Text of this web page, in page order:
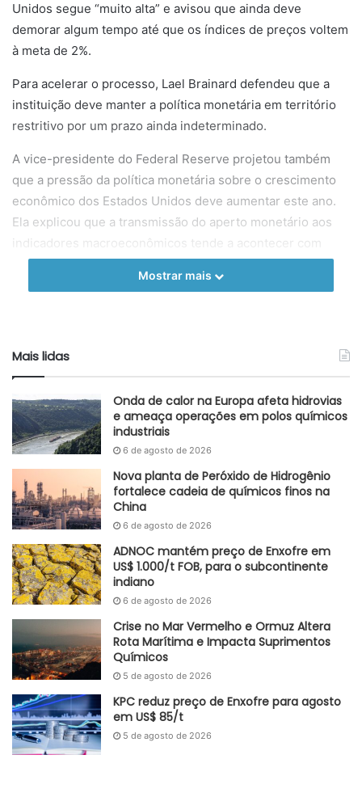
Unidos segue “muito alta” e avisou que ainda deve
demorar algum tempo até que os índices de preços voltem
à meta de 2%.
Para acelerar o processo, Lael Brainard defendeu que a
instituição deve manter a política monetária em território
restritivo por um prazo ainda indeterminado.
A vice-presidente do Federal Reserve projetou também
que a pressão da política monetária sobre o crescimento
econômico dos Estados Unidos deve aumentar este ano.
Ela explicou que a transmissão do aperto monetário aos
indicadores macroeconômicos tende a acontecer com
certo atraso.
Fonte Dinheiro Rural
Etiquetas EUA inflação
Mostrar mais
Mais lidas
Onda de calor na Europa afeta hidrovias
e ameaça operações em polos químicos
industriais
6 de agosto de 2026
Nova planta de Peróxido de Hidrogênio
fortalece cadeia de químicos finos na
China
6 de agosto de 2026
ADNOC mantém preço de Enxofre em
US$ 1.000/t FOB, para o subcontinente
indiano
6 de agosto de 2026
Crise no Mar Vermelho e Ormuz Altera
Rota Marítima e Impacta Suprimentos
Químicos
5 de agosto de 2026
KPC reduz preço de Enxofre para agosto
em US$ 85/t
5 de agosto de 2026